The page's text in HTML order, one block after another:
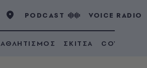
PODCAST VOICE RADIO
ΑΘΛΗΤΙΣΜΟΣ ΣΚΙΤΣΑ COVID 19